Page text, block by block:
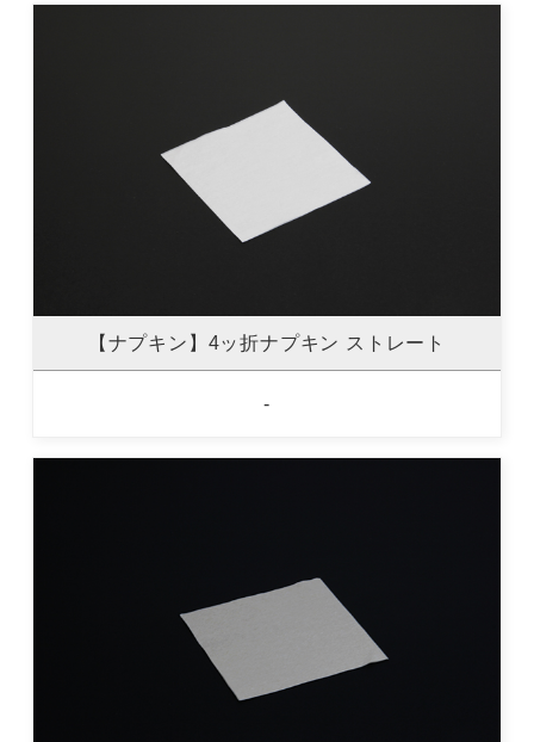
【ナプキン】4ッ折ナプキン ストレート
-